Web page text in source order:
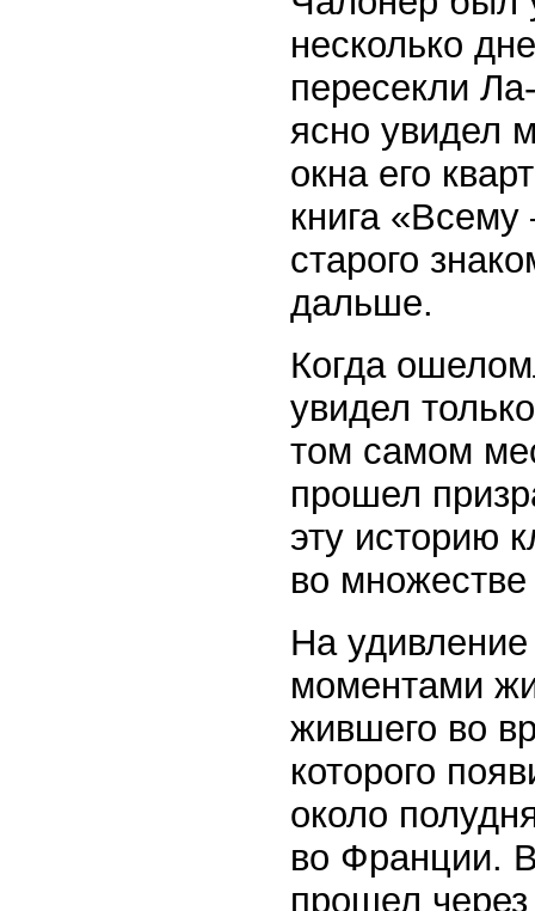
несколько
пересекли
ясно увидел
окна его
книга
старого
дальше.
Когда
увидел
том самом
прошел
эту историю
во
На
моментами
жившего во
которого
около
во Франции.
прошел